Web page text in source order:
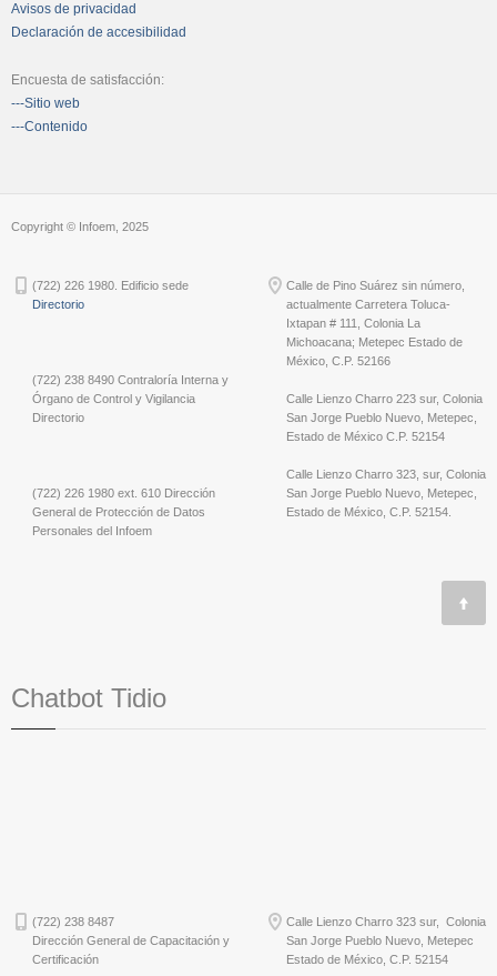
Avisos de privacidad
Declaración de accesibilidad
Encuesta de satisfacción:
---Sitio web
---Contenido
Copyright © Infoem, 2025
(722) 226 1980. Edificio sede
Directorio
(722) 238 8490 Contraloría Interna y
Órgano de Control y Vigilancia
Directorio
(722) 226 1980 ext. 610 Dirección
General de Protección de Datos
Personales del Infoem
Calle de Pino Suárez sin número,
actualmente Carretera Toluca-
Ixtapan # 111, Colonia La
Michoacana; Metepec Estado de
México, C.P. 52166
Calle Lienzo Charro 223 sur, Colonia
San Jorge Pueblo Nuevo, Metepec,
Estado de México C.P. 52154
Calle Lienzo Charro 323, sur, Colonia
San Jorge Pueblo Nuevo, Metepec,
Estado de México, C.P. 52154.
Chatbot Tidio
(722) 238 8487
Dirección General de Capacitación y
Certificación
Calle Lienzo Charro 323 sur, Colonia
San Jorge Pueblo Nuevo, Metepec
Estado de México, C.P. 52154